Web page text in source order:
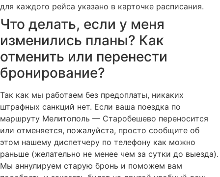
для каждого рейса указано в карточке расписания.
Что делать, если у меня
изменились планы? Как
отменить или перенести
бронирование?
Так как мы работаем без предоплаты, никаких
штрафных санкций нет. Если ваша поездка по
маршруту Мелитополь — Старобешево переносится
или отменяется, пожалуйста, просто сообщите об
этом нашему диспетчеру по телефону как можно
раньше (желательно не менее чем за сутки до выезда).
Мы аннулируем старую бронь и поможем вам